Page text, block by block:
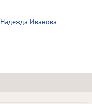
Надежда Иванова